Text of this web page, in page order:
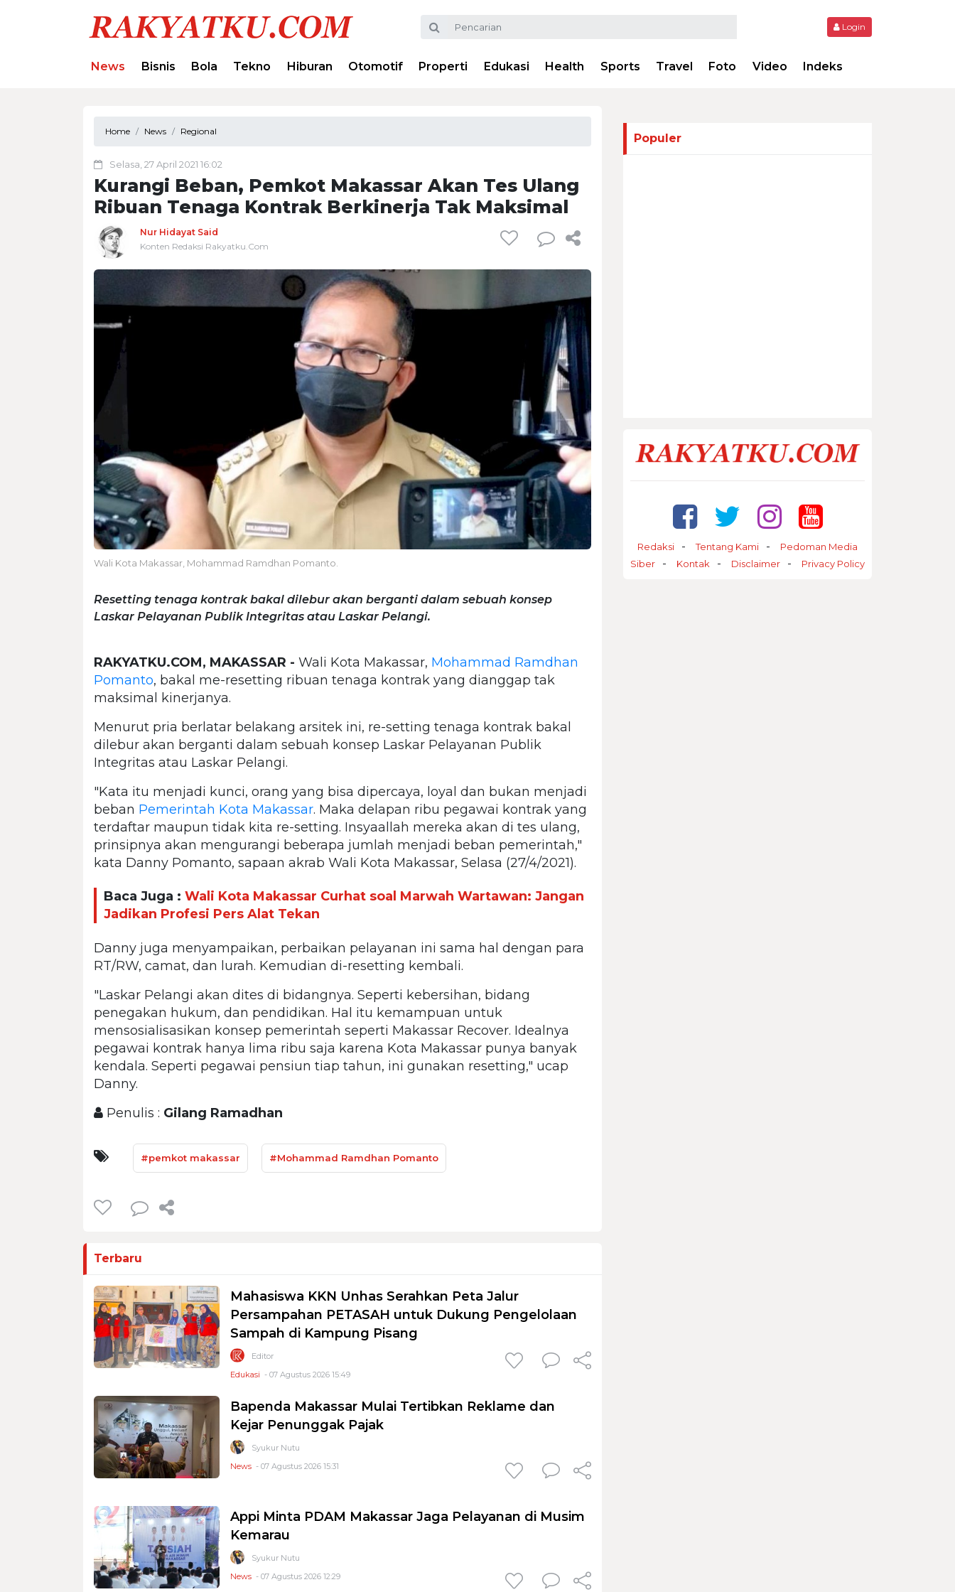
Login
News Bisnis Bola Tekno Hiburan Otomotif Properti Edukasi Health Sports Travel Foto Video Indeks
Home News Regional
Selasa, 27 April 2021 16:02
Kurangi Beban, Pemkot Makassar Akan Tes Ulang
Ribuan Tenaga Kontrak Berkinerja Tak Maksimal
Nur Hidayat Said
Konten Redaksi Rakyatku.Com
Wali Kota Makassar, Mohammad Ramdhan Pomanto.
Resetting tenaga kontrak bakal dilebur akan berganti dalam sebuah konsep
Laskar Pelayanan Publik Integritas atau Laskar Pelangi.
RAKYATKU.COM, MAKASSAR - Wali Kota Makassar, Mohammad Ramdhan
Pomanto, bakal me-resetting ribuan tenaga kontrak yang dianggap tak
maksimal kinerjanya.
Menurut pria berlatar belakang arsitek ini, re-setting tenaga kontrak bakal
dilebur akan berganti dalam sebuah konsep Laskar Pelayanan Publik
Integritas atau Laskar Pelangi.
"Kata itu menjadi kunci, orang yang bisa dipercaya, loyal dan bukan menjadi
beban Pemerintah Kota Makassar. Maka delapan ribu pegawai kontrak yang
terdaftar maupun tidak kita re-setting. Insyaallah mereka akan di tes ulang,
prinsipnya akan mengurangi beberapa jumlah menjadi beban pemerintah,"
kata Danny Pomanto, sapaan akrab Wali Kota Makassar, Selasa (27/4/2021).
Baca Juga : Wali Kota Makassar Curhat soal Marwah Wartawan: Jangan
Jadikan Profesi Pers Alat Tekan
Danny juga menyampaikan, perbaikan pelayanan ini sama hal dengan para
RT/RW, camat, dan lurah. Kemudian di-resetting kembali.
"Laskar Pelangi akan dites di bidangnya. Seperti kebersihan, bidang
penegakan hukum, dan pendidikan. Hal itu kemampuan untuk
mensosialisasikan konsep pemerintah seperti Makassar Recover. Idealnya
pegawai kontrak hanya lima ribu saja karena Kota Makassar punya banyak
kendala. Seperti pegawai pensiun tiap tahun, ini gunakan resetting," ucap
Danny.
Penulis : Gilang Ramadhan
#pemkot makassar #Mohammad Ramdhan Pomanto
Terbaru
Mahasiswa KKN Unhas Serahkan Peta Jalur
Persampahan PETASAH untuk Dukung Pengelolaan
Sampah di Kampung Pisang
Editor
Edukasi - 07 Agustus 2026 15:49
Bapenda Makassar Mulai Tertibkan Reklame dan
Kejar Penunggak Pajak
Syukur Nutu
News - 07 Agustus 2026 15:31
Appi Minta PDAM Makassar Jaga Pelayanan di Musim
Kemarau
Syukur Nutu
News - 07 Agustus 2026 12:29
Populer
Redaksi Tentang Kami
Pedoman Media
Siber
Kontak Disclaimer Privacy Policy